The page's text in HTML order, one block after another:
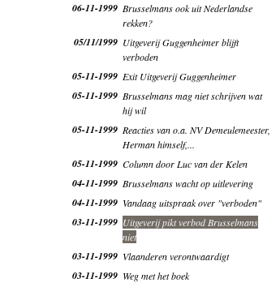
06-11-1999 Brusselmans ook uit Nederlandse
rekken?
05/11/1999 Uitgeverij Guggenheimer blijft
verboden
05-11-1999 Exit Uitgeverij Guggenheimer
05-11-1999 Brusselmans mag niet schrijven wat
hij wil
05-11-1999 Reacties van o.a. NV Demeulemeester,
Herman himself,...
05-11-1999 Column door Luc van der Kelen
04-11-1999 Brusselmans wacht op uitlevering
04-11-1999 Vandaag uitspraak over "verboden"
03-11-1999 Uitgeverij pikt verbod Brusselmans
niet
03-11-1999 Vlaanderen verontwaardigt
03-11-1999 Weg met het boek